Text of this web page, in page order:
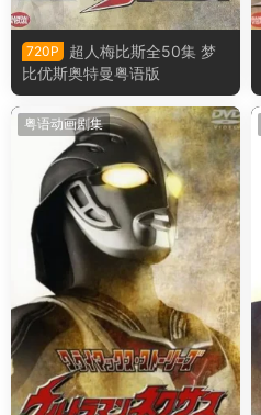
720P
超人梅比斯全50集 梦
比优斯奥特曼粤语版
粤语动画剧集